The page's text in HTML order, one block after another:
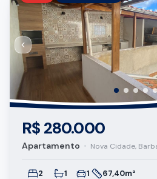
R$ 280.000
Apartamento • Nova Cidade,
2 1 1 67,40m²